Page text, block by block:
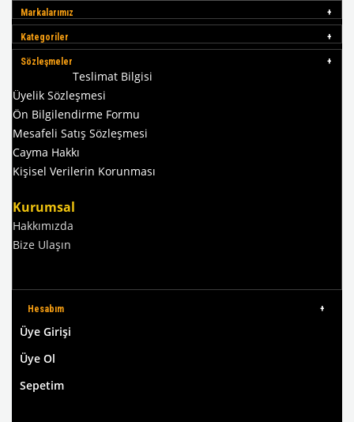
Markalarımız
Kategoriler
Sözleşmeler
Teslimat Bilgisi
Üyelik Sözleşmesi
Ön Bilgilendirme Formu
Mesafeli Satış Sözleşmesi
Cayma Hakkı
Kişisel Verilerin Korunması
Kurumsal
Hakkımızda
Bize Ulaşın
Hesabım
Üye Girişi
Üye Ol
Sepetim